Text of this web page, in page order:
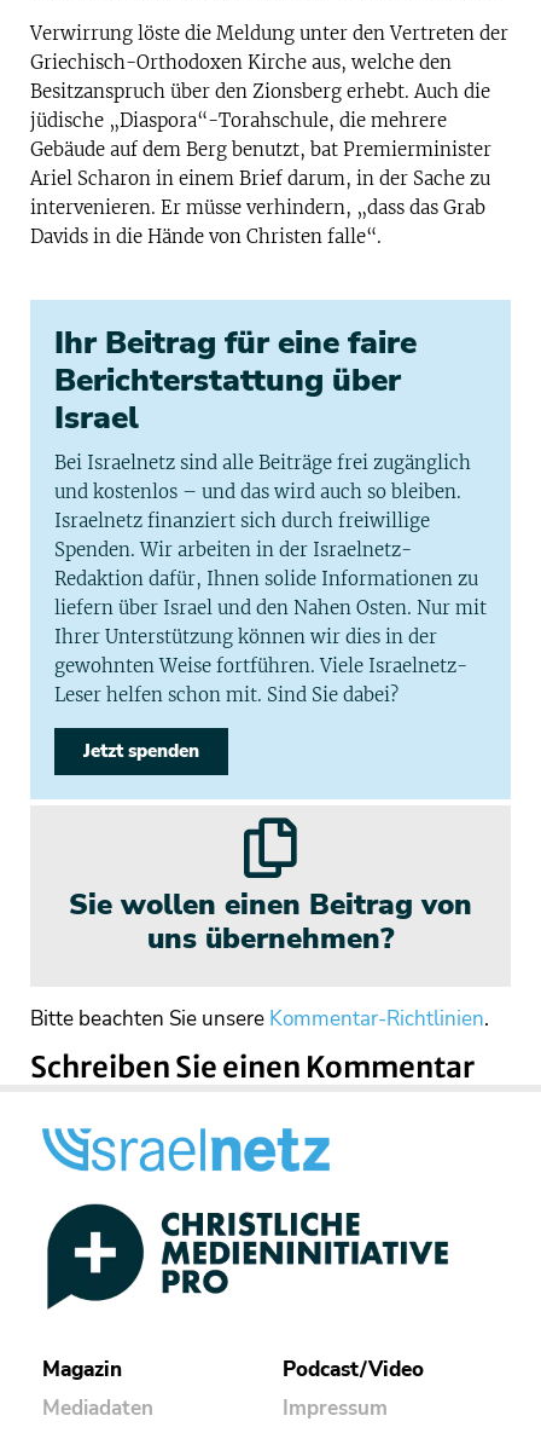
Verwirrung löste die Meldung unter den Vertreten der
Griechisch-Orthodoxen Kirche aus, welche den
Besitzanspruch über den Zionsberg erhebt. Auch die
jüdische „Diaspora“-Torahschule, die mehrere
Gebäude auf dem Berg benutzt, bat Premierminister
Ariel Scharon in einem Brief darum, in der Sache zu
intervenieren. Er müsse verhindern, „dass das Grab
Davids in die Hände von Christen falle“.
Ihr Beitrag für eine faire
Berichterstattung über
Israel
Bei Israelnetz sind alle Beiträge frei zugänglich
und kostenlos – und das wird auch so bleiben.
Israelnetz finanziert sich durch freiwillige
Spenden. Wir arbeiten in der Israelnetz-
Redaktion dafür, Ihnen solide Informationen zu
liefern über Israel und den Nahen Osten. Nur mit
Ihrer Unterstützung können wir dies in der
gewohnten Weise fortführen. Viele Israelnetz-
Leser helfen schon mit. Sind Sie dabei?
Jetzt spenden
Sie wollen einen Beitrag von
uns übernehmen?
Bitte beachten Sie unsere Kommentar-Richtlinien.
Schreiben Sie einen Kommentar
Magazin
Mediadaten
Podcast/Video
Impressum